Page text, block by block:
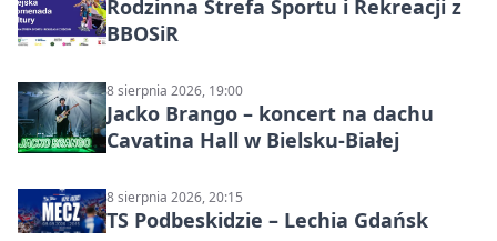
Rodzinna Strefa Sportu i Rekreacji z
BBOSiR
8 sierpnia 2026, 19:00
Jacko Brango – koncert na dachu
Cavatina Hall w Bielsku-Białej
8 sierpnia 2026, 20:15
TS Podbeskidzie – Lechia Gdańsk